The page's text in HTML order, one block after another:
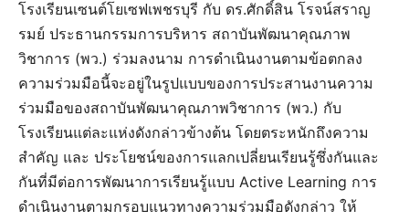
โรงเรียนเซนต์โยเซฟเพชรบุรี กับ ดร.ศักดิ์สิน โรจน์สราญ
รมย์ ประธานกรรมการบริหาร สถาบันพัฒนาคุณภาพ
วิชาการ (พว.) ร่วมลงนาม การดำเนินงานตามข้อตกลง
ความร่วมมือนี้จะอยู่ในรูปแบบของการประสานงานความ
ร่วมมือของสถาบันพัฒนาคุณภาพวิชาการ (พว.) กับ
โรงเรียนแต่ละแห่งดังกล่าวข้างต้น โดยตระหนักถึงความ
สำคัญ และ ประโยชน์ของการแลกเปลี่ยนเรียนรู้ซึ่งกันและ
กันที่มีต่อการพัฒนาการเรียนรู้แบบ Active Learning การ
ดำเนินงานตามกรอบแนวทางความร่วมมือดังกล่าว ให้